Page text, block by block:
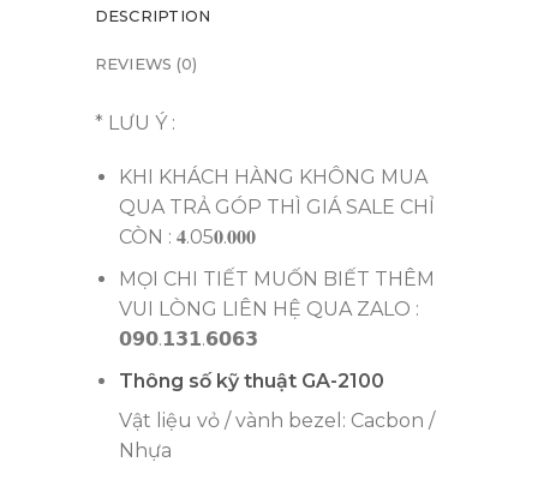
DESCRIPTION
REVIEWS (0)
* LƯU Ý :
KHI KHÁCH HÀNG KHÔNG MUA
QUA TRẢ GÓP THÌ GIÁ SALE CHỈ
CÒN : 𝟒.05𝟎.𝟎𝟎𝟎
MỌI CHI TIẾT MUỐN BIẾT THÊM
VUI LÒNG LIÊN HỆ QUA ZALO :
𝟬𝟵𝟬.𝟭𝟯𝟭.𝟲𝟬𝟲𝟯
Thông số kỹ thuật GA-2100
Vật liệu vỏ / vành bezel: Cacbon /
Nhựa